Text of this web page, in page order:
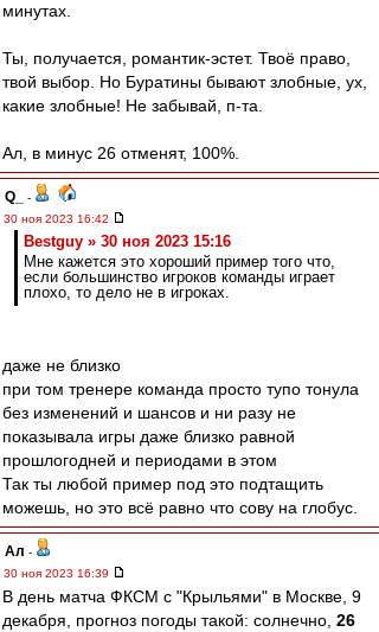
минутах.
Ты, получается, романтик-эстет. Твоё право,
твой выбор. Но Буратины бывают злобные, ух,
какие злобные! Не забывай, п-та.
Ал, в минус 26 отменят, 100%.
Q_
-
30 ноя 2023 16:42
Bestguy » 30 ноя 2023 15:16
Мне кажется это хороший пример того что,
если большинство игроков команды играет
плохо, то дело не в игроках.
даже не близко
при том тренере команда просто тупо тонула
без изменений и шансов и ни разу не
показывала игры даже близко равной
прошлогодней и периодами в этом
Так ты любой пример под это подтащить
можешь, но это всё равно что сову на глобус.
Ал -
30 ноя 2023 16:39
В день матча ФКСМ с "Крыльями" в Москве, 9
декабря, прогноз погоды такой: солнечно, 26